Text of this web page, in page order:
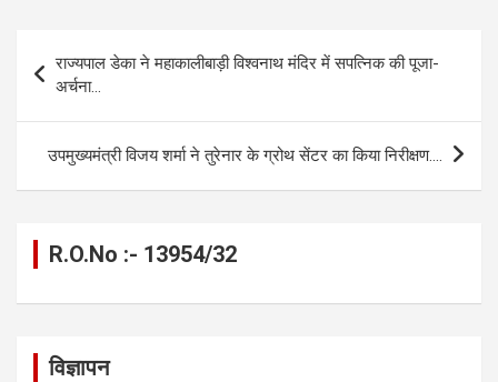
o
o
k
g
A
p
p
a
n
navigation
राज्यपाल डेका ने महाकालीबाड़ी विश्वनाथ मंदिर में सपत्निक की पूजा-
अर्चना…
उपमुख्यमंत्री विजय शर्मा ने तुरेनार के ग्रोथ सेंटर का किया निरीक्षण….
R.O.No :- 13954/32
विज्ञापन